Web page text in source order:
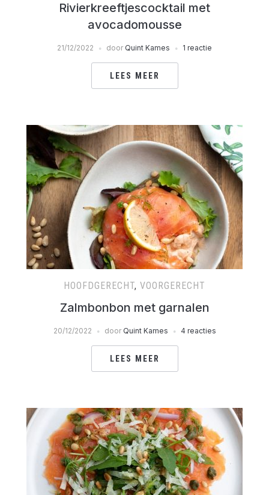
Rivierkreeftjescocktail met
avocadomousse
21/12/2022 door Quint Kames 1 reactie
LEES MEER
HOOFDGERECHT, VOORGERECHT
Zalmbonbon met garnalen
20/12/2022 door Quint Kames 4 reacties
LEES MEER